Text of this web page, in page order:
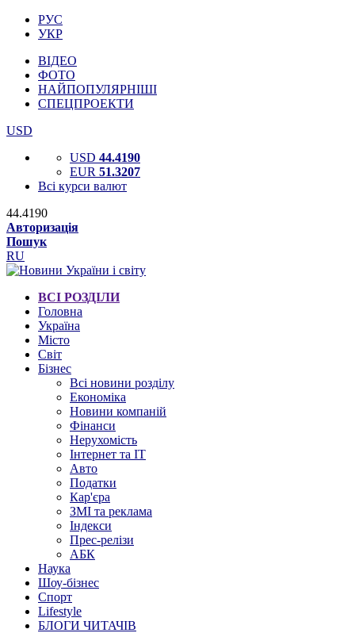
РУС
УКР
ВІДЕО
ФОТО
НАЙПОПУЛЯРНІШІ
СПЕЦПРОЕКТИ
USD
USD 44.4190
EUR 51.3207
Всі курси валют
44.4190
Авторизація
Пошук
RU
ВСІ РОЗДІЛИ
Головна
Україна
Місто
Світ
Бізнес
Всі новини розділу
Економіка
Новини компаній
Фінанси
Нерухомість
Інтернет та IT
Авто
Податки
Кар'єра
ЗМІ та реклама
Індекси
Прес-релізи
АБК
Наука
Шоу-бізнес
Спорт
Lifestyle
БЛОГИ ЧИТАЧІВ